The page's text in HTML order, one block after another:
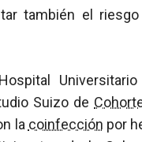
también el
Suizo de
la coinfección por